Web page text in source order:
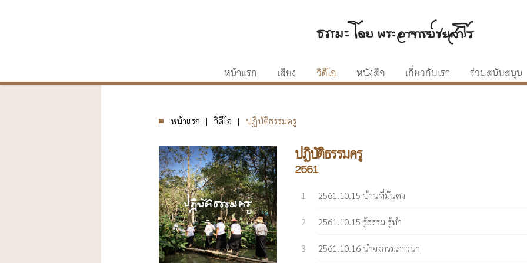
หน้าแรก เสียง วิดีโอ หนังสือ เกี่ยวกับเรา ร่วมสนับสนุน
หน้าแรก วิดีโอ ปฏิบัติธรรมครู
ปฏิบัติธรรมครู
2561
2561.10.15 บ้านที่มั่นคง
2561.10.15 รู้ธรรม รู้ทำ
2561.10.16 นำจงกรมภาวนา